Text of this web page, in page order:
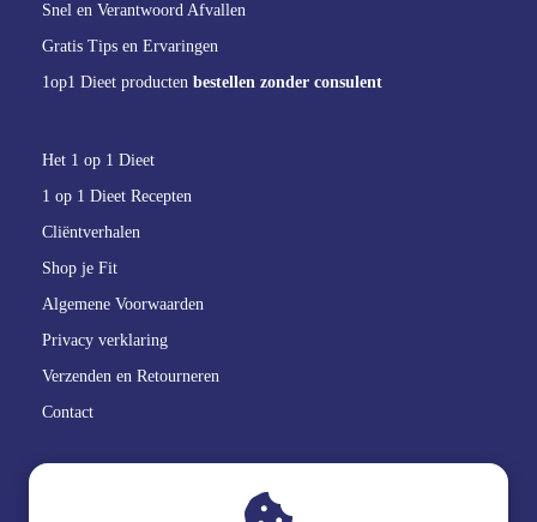
Snel en Verantwoord Afvallen
Gratis Tips en Ervaringen
1op1 Dieet producten bestellen zonder consulent
Het 1 op 1 Dieet
1 op 1 Dieet Recepten
Cliëntverhalen
Shop je Fit
Algemene Voorwaarden
Privacy verklaring
Verzenden en Retourneren
Contact